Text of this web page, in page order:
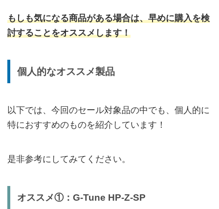
もしも気になる商品がある場合は、早めに購入を検
討することをオススメします！
個人的なオススメ製品
以下では、今回のセール対象品の中でも、個人的に
特におすすめのものを紹介しています！
是非参考にしてみてください。
オススメ①：G-Tune HP-Z-SP